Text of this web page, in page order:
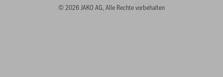
© 2026 JAKO AG, Alle Rechte vorbehalten